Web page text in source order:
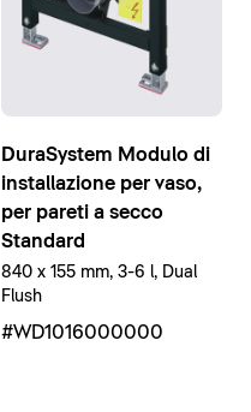
DuraSystem Modulo di
installazione per vaso,
per pareti a secco
Standard
840 x 155 mm, 3-6 l, Dual
Flush
#WD1016000000